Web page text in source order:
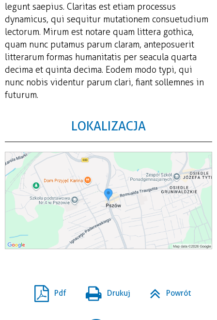
legunt saepius. Claritas est etiam processus
dynamicus, qui sequitur mutationem consuetudium
lectorum. Mirum est notare quam littera gothica,
quam nunc putamus parum claram, anteposuerit
litterarum formas humanitatis per seacula quarta
decima et quinta decima. Eodem modo typi, qui
nunc nobis videntur parum clari, fiant sollemnes in
futurum.
LOKALIZACJA
Pdf Drukuj Powrót